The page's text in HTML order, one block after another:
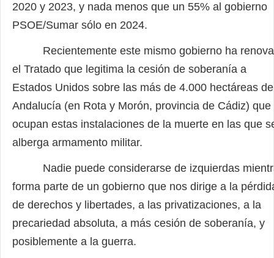
2020 y 2023, y nada menos que un 55% al gobierno
PSOE/Sumar sólo en 2024.
Recientemente este mismo gobierno ha
el Tratado que legitima la cesión de soberanía a
Estados Unidos sobre las más de 4.000 hectáreas de
Andalucía (en Rota y Morón, provincia de Cádiz) que
ocupan estas instalaciones de la muerte en las que
alberga armamento militar.
Nadie puede considerarse de izquierdas
forma parte de un gobierno que nos dirige a la
de derechos y libertades, a las privatizaciones, a la
precariedad absoluta, a más cesión de soberanía, y
posiblemente a la guerra.